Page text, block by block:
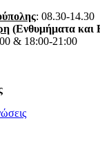
: 08.30-14.30
(Ενθυμήματα και
& 18:00-21:00